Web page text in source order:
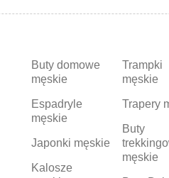
Buty domowe
męskie
Espadryle
męskie
Japonki męskie
Kalosze
Trampki
męskie
Trapery
Buty
męskie